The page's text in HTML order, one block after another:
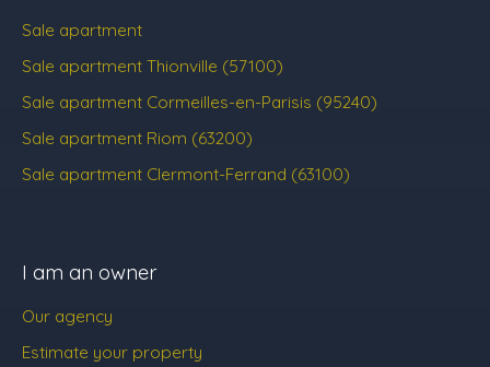
Sale apartment
Sale apartment Thionville (57100)
Sale apartment Cormeilles-en-Parisis (95240)
Sale apartment Riom (63200)
Sale apartment Clermont-Ferrand (63100)
I am an owner
Our agency
Estimate your property